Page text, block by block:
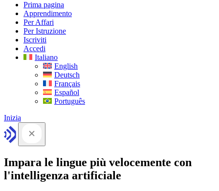
Prima pagina
Apprendimento
Per Affari
Per Istruzione
Iscriviti
Accedi
Italiano
English
Deutsch
Français
Español
Português
Inizia
Impara le lingue più velocemente con
l'intelligenza artificiale